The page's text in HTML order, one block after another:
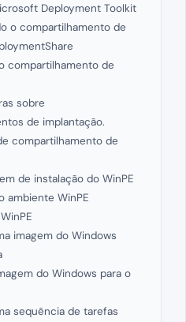
Deployment Toolkit
o compartilhamento de
compartilhamento de
sobre
de implantação.
compartilhamento de
de instalação do WinPE
ambiente WinPE
imagem do Windows
do Windows para o
sequência de tarefas